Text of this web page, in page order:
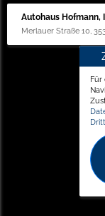
Autohaus Hofmann,
Merlauer Straße 10,
Für